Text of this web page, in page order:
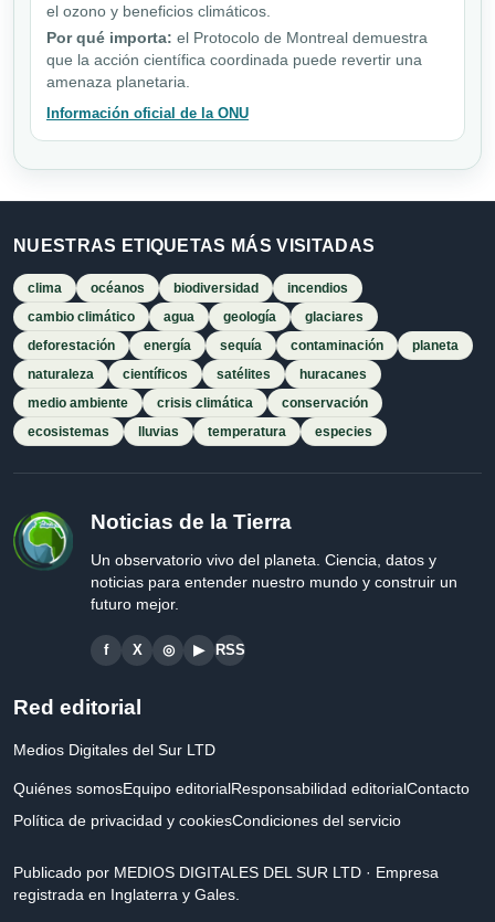
el ozono y beneficios climáticos.
Por qué importa: el Protocolo de Montreal demuestra
que la acción científica coordinada puede revertir una
amenaza planetaria.
Información oficial de la ONU
NUESTRAS ETIQUETAS MÁS VISITADAS
clima océanos biodiversidad
incendios
cambio climático
agua geología
glaciares
deforestación
energía sequía contaminación
planeta
naturaleza
científicos satélites
huracanes
medio ambiente
crisis climática
conservación
ecosistemas
lluvias temperatura especies
Noticias de la Tierra
Un observatorio vivo del planeta. Ciencia, datos y
noticias para entender nuestro mundo y construir un
futuro mejor.
f X ◎ ▶ RSS
Red editorial
Medios Digitales del Sur LTD
Quiénes somosEquipo editorialResponsabilidad editorialContacto
Política de privacidad y cookiesCondiciones del servicio
Publicado por MEDIOS DIGITALES DEL SUR LTD · Empresa
registrada en Inglaterra y Gales.